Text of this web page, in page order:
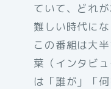
ていて、どれ
難しい時代にな
この番組は大
葉（インタビ
は「誰が」「